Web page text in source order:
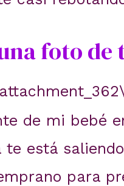
foto
de mi bebé
te está
para